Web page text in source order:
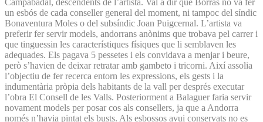
un esbós de cada conseller general del moment, ni tampoc del síndic
Bonaventura Moles o del subsíndic Joan Puigcernal. L’artista va
preferir fer servir models, andorrans anònims que trobava pel carrer i
que tinguessin les característiques físiques que li semblaven les
adequades. Els pagava 5 pessetes i els convidava a menjar i beure,
però s’havien de deixar retratar amb gambeto i tricorni. Així assolia
l’objectiu de fer recerca entorn les expressions, els gests i la
indumentària pròpia dels habitants de la vall per després executar
l’obra El Consell de les Valls. Posteriorment a Balaguer faria servir
novament models per posar cos als consellers, ja que a Andorra
només n’havia pintat els busts. Als esbossos avui conservats no es